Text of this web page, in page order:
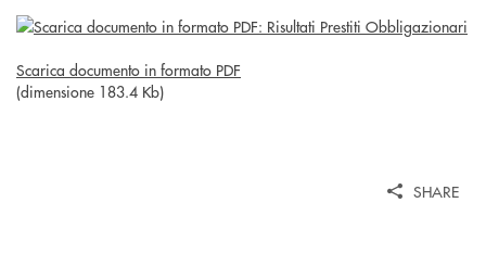
Scarica documento in formato PDF
(dimensione 183.4 Kb)
SHARE